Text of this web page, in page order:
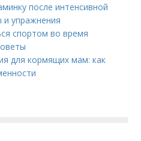
после интенсивной
и упражнения
спортом во время
для кормящих мам: как